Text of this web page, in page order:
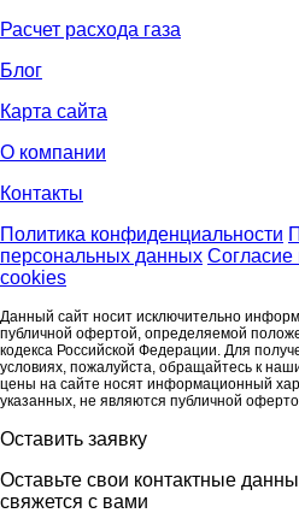
Расчет расхода газа
Блог
Карта сайта
О компании
Контакты
Политика конфиденциальности
персональных данных Согласие
cookies
Данный сайт носит исключительно
публичной офертой, определяемой
кодекса Российской Федерации. Для
условиях, пожалуйста, обращайтесь к
цены на сайте носят информационный
указанных, не являются публичной
Оставить заявку
Оставьте свои контактные
свяжется с вами